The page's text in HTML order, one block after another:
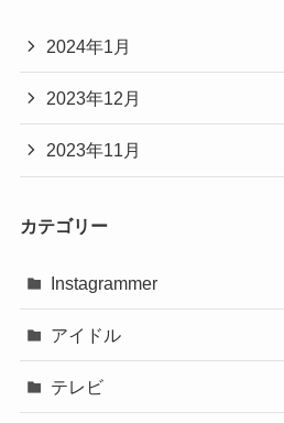
2024年1月
2023年12月
2023年11月
カテゴリー
Instagrammer
アイドル
テレビ